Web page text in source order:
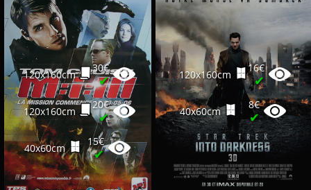
120x160cm
30€
✔
120x160cm
20€
✔
40x60cm
15€
✔
120x160cm
16€
✔
40x60cm
8€
✔